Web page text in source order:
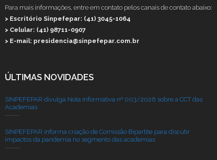
Para mais informações, entre em contato pelos canais de contato abaixo:
> Escritório Sinpefepar: (41) 3045-1064
> Celular: (41) 98711-0907
> E-mail: presidencia@sinpefepar.com.br
ÚLTIMAS NOVIDADES
SINPEFEPAR divulga Nota Informativa nº 003/2026 sobre a CCT das
Academias
SINPEFEPAR informa criação de Comissão Bipartite para discutir
impactos da pandemia no segmento das academias